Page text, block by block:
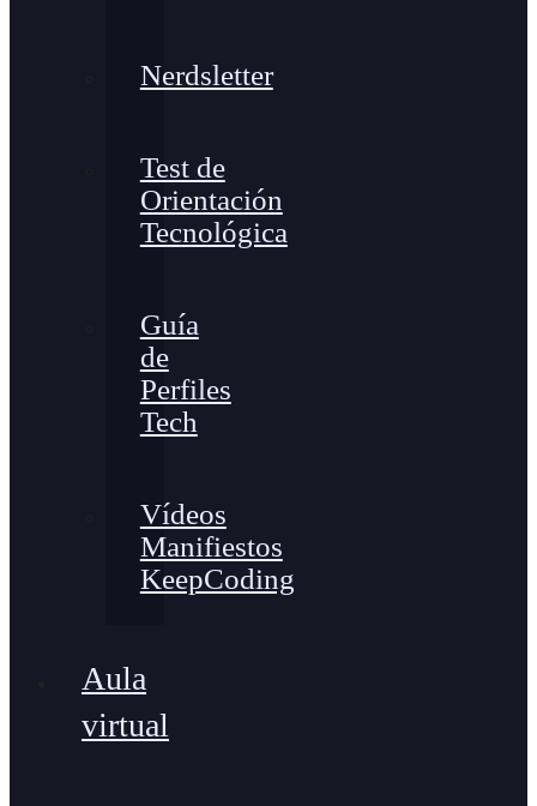
Nerdsletter
Test de
Orientación
Tecnológica
Guía
de
Perfiles
Tech
Vídeos
Manifiestos
KeepCoding
Aula
virtual